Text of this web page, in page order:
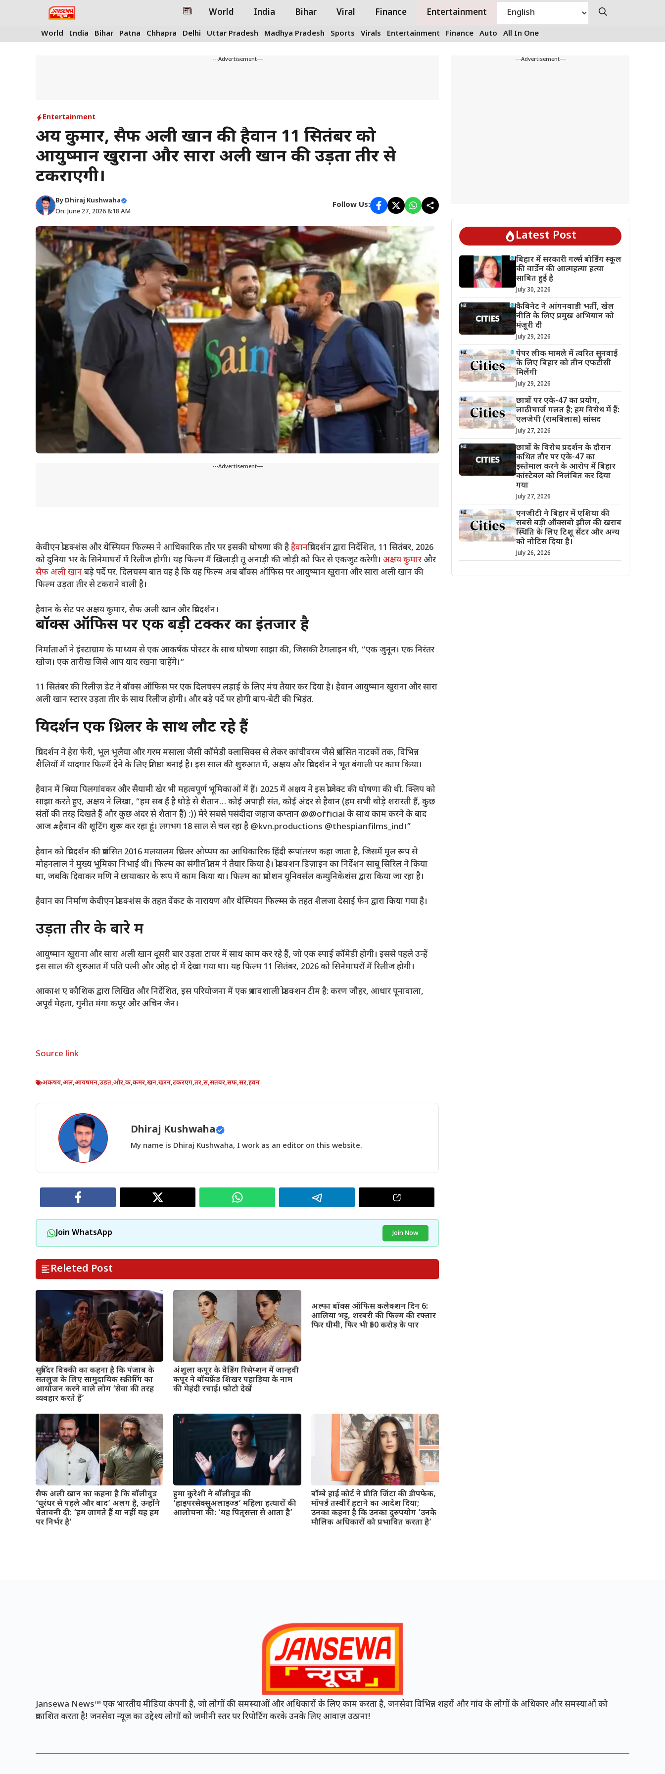
World India Bihar Viral Finance Entertainment
World India Bihar Patna Chhapra Delhi Uttar Pradesh Madhya Pradesh Sports Virals Entertainment Finance Auto All In One
---Advertisement---
Entertainment
अक्षय कुमार, सैफ अली खान की हैवान 11 सितंबर को
आयुष्मान खुराना और सारा अली खान की उड़ता तीर से
टकराएगी।
By Dhiraj Kushwaha
On: June 27, 2026 8:18 AM
Follow Us:
---Advertisement---
केवीएन प्रोडक्शंस और थेस्पियन फिल्म्स ने आधिकारिक तौर पर इसकी घोषणा की हैहैवानप्रियदर्शन द्वारा निर्देशित, 11 सितंबर, 2026
को दुनिया भर के सिनेमाघरों में रिलीज होगी। यह फिल्म मैं खिलाड़ी तू अनाड़ी की जोड़ी को फिर से एकजुट करेगी। अक्षय कुमारऔर
सैफ अली खानबड़े पर्दे पर. दिलचस्प बात यह है कि यह फिल्म अब बॉक्स ऑफिस पर आयुष्मान खुराना और सारा अली खान की
फिल्म उड़ता तीर से टकराने वाली है।
हैवान के सेट पर अक्षय कुमार, सैफ अली खान और प्रियदर्शन।
बॉक्स ऑफिस पर एक बड़ी टक्कर का इंतजार है
निर्माताओं ने इंस्टाग्राम के माध्यम से एक आकर्षक पोस्टर के साथ घोषणा साझा की, जिसकी टैगलाइन थी, “एक जुनून। एक निरंतर
खोज। एक तारीख जिसे आप याद रखना चाहेंगे।”
11 सितंबर की रिलीज़ डेट ने बॉक्स ऑफिस पर एक दिलचस्प लड़ाई के लिए मंच तैयार कर दिया है। हैवान आयुष्मान खुराना और सारा
अली खान स्टारर उड़ता तीर के साथ रिलीज होगी। और बड़े पर्दे पर होगी बाप-बेटी की भिड़ंत.
प्रियदर्शन एक थ्रिलर के साथ लौट रहे हैं
प्रियदर्शन ने हेरा फेरी, भूल भुलैया और गरम मसाला जैसी कॉमेडी क्लासिक्स से लेकर कांचीवरम जैसे प्रशंसित नाटकों तक, विभिन्न
शैलियों में यादगार फिल्में देने के लिए प्रतिष्ठा बनाई है। इस साल की शुरुआत में, अक्षय और प्रियदर्शन ने भूत बंगाली पर काम किया।
हैवान में श्रिया पिलगांवकर और सैयामी खेर भी महत्वपूर्ण भूमिकाओं में हैं। 2025 में अक्षय ने इस प्रोजेक्ट की घोषणा की थी. क्लिप को
साझा करते हुए, अक्षय ने लिखा, “हम सब हैं है थोड़े से शैतान… कोई अपाही संत, कोई अंदर से हैवान (हम सभी थोड़े शरारती हैं, कुछ
संतों की तरह दिखते हैं और कुछ अंदर से शैतान हैं) :)) मेरे सबसे पसंदीदा जहाज कप्तान @@official के साथ काम करने के बाद
आज #हैवान की शूटिंग शुरू कर रहा हूं। लगभग 18 साल से चल रहा है @kvn.productions @thespianfilms_ind।”
हैवान को प्रियदर्शन की प्रशंसित 2016 मलयालम थ्रिलर ओप्पम का आधिकारिक हिंदी रूपांतरण कहा जाता है, जिसमें मूल रूप से
मोहनलाल ने मुख्य भूमिका निभाई थी। फिल्म का संगीत प्रीतम ने तैयार किया है। प्रोडक्शन डिज़ाइन का निर्देशन साबू सिरिल ने किया
था, जबकि दिवाकर मणि ने छायाकार के रूप में काम किया था। फिल्म का प्रमोशन यूनिवर्सल कम्युनिकेशंस द्वारा किया जा रहा है।
हैवान का निर्माण केवीएन प्रोडक्शंस के तहत वेंकट के नारायण और थेस्पियन फिल्म्स के तहत शैलजा देसाई फेन द्वारा किया गया है।
उड़ता तीर के बारे में
आयुष्मान खुराना और सारा अली खान दूसरी बार उड़ता टायर में साथ काम कर रहे हैं, जो एक स्पाई कॉमेडी होगी। इससे पहले उन्हें
इस साल की शुरुआत में पति पत्नी और ओह दो में देखा गया था। यह फिल्म 11 सितंबर, 2026 को सिनेमाघरों में रिलीज होगी।
आकाश ए कौशिक द्वारा लिखित और निर्देशित, इस परियोजना में एक प्रभावशाली प्रोडक्शन टीम है: करण जौहर, आधार पूनावाला,
अपूर्व मेहता, गुनीत मंगा कपूर और अचिन जैन।
Source link
अकषय,अल,आयषमन,उडत,और,क,कमर,खन,खरन,टकरएग,तर,स,सतबर,सफ,सर,हवन
Dhiraj Kushwaha
My name is Dhiraj Kushwaha, I work as an editor on this website.
Join WhatsApp Join Now
Releted Post
सुबिंदर विक्की का कहना है कि पंजाब के
सतलुज के लिए सामुदायिक स्क्रीनिंग का
आयोजन करने वाले लोग ‘सेवा की तरह
व्यवहार करते हैं’
अंशुला कपूर के वेडिंग रिसेप्शन में जान्हवी
कपूर ने बॉयफ्रेंड शिखर पहाड़िया के नाम
की मेहंदी रचाई। फ़ोटो देखें
अल्फा बॉक्स ऑफिस कलेक्शन दिन 6:
आलिया भट्ट, शरबरी की फिल्म की रफ्तार
फिर धीमी, फिर भी ₹50 करोड़ के पार
सैफ अली खान का कहना है कि बॉलीवुड
‘धुरंधर से पहले और बाद’ अलग है, उन्होंने
चेतावनी दी: ‘हम जागते हैं या नहीं यह हम
पर निर्भर है’
हुमा कुरेशी ने बॉलीवुड की
‘हाइपरसेक्सुअलाइज्ड’ महिला हत्यारों की
आलोचना की: ‘यह पितृसत्ता से आता है’
बॉम्बे हाई कोर्ट ने प्रीति जिंटा की डीपफेक,
मॉर्फ्ड तस्वीरें हटाने का आदेश दिया;
उनका कहना है कि उनका दुरुपयोग ‘उनके
मौलिक अधिकारों को प्रभावित करता है’
---Advertisement---
Latest Post
बिहार में सरकारी गर्ल्स बोर्डिंग स्कूल
की वार्डेन की आत्महत्या हत्या
साबित हुई है
July 30, 2026
कैबिनेट ने आंगनवाड़ी भर्ती, खेल
नीति के लिए प्रमुख अभियान को
मंजूरी दी
July 29, 2026
पेपर लीक मामले में त्वरित सुनवाई
के लिए बिहार को तीन एफटीसी
मिलेंगी
July 29, 2026
छात्रों पर एके-47 का प्रयोग,
लाठीचार्ज गलत है; हम विरोध में हैं:
एलजेपी (रामबिलास) सांसद
July 27, 2026
छात्रों के विरोध प्रदर्शन के दौरान
कथित तौर पर एके-47 का
इस्तेमाल करने के आरोप में बिहार
कांस्टेबल को निलंबित कर दिया
गया
July 27, 2026
एनजीटी ने बिहार में एशिया की
सबसे बड़ी ऑक्सबो झील की खराब
स्थिति के लिए टिशू सेंटर और अन्य
को नोटिस दिया है।
July 26, 2026
Jansewa News™ एक भारतीय मीडिया कंपनी है, जो लोगों की समस्याओं और अधिकारों के लिए काम करता है, जनसेवा विभिन्न शहरों और गांव के लोगों के अधिकार और समस्याओं को
प्रकाशित करता है! जनसेवा न्यूज़ का उद्देश्य लोगों को जमीनी स्तर पर रिपोर्टिंग करके उनके लिए आवाज़ उठाना!